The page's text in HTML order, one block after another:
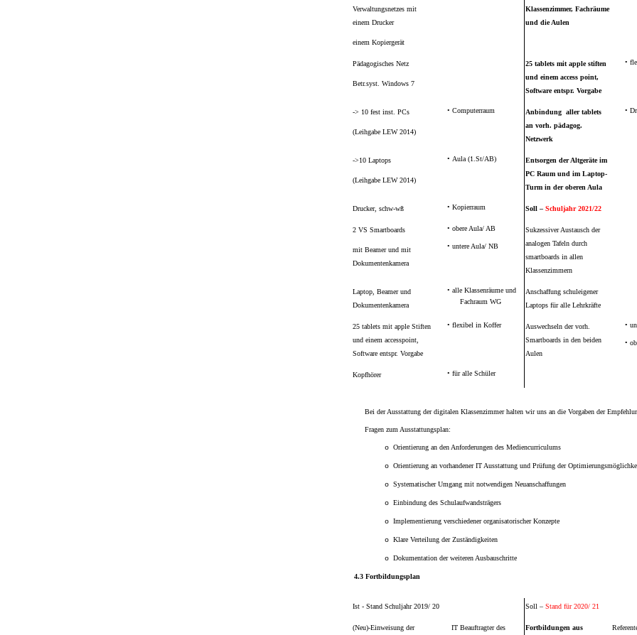
Verwaltungsnetzes mit
einem Drucker
einem Kopiergerät
Klassenzimmer, Fachräume
und die Aulen
Pädagogisches Netz
Betr.syst. Windows 7
25 tablets mit apple stiften
und einem access point,
Software entspr. Vorgabe
•
-> 10 fest inst. PCs
(Leihgabe LEW 2014)
• Computerraum
Anbindung aller tablets
an vorh. pädagog.
Netzwerk
•
->10 Laptops
(Leihgabe LEW 2014)
• Aula (1.St/AB)
Entsorgen der Altgeräte im
PC Raum und im Laptop-
Turm in der oberen Aula
Drucker, schw-wß • Kopierraum Soll – Schuljahr 2021/22
2 VS Smartboards
mit Beamer und mit
Dokumentenkamera
• obere Aula/ AB
• untere Aula/ NB
Sukzessiver Austausch der
analogen Tafeln durch
smartboards in allen
Klassenzimmern
Laptop, Beamer und
Dokumentenkamera
• alle Klassenräume und
Fachraum WG
Anschaffung schuleigener
Laptops für alle Lehrkräfte
25 tabletsmit apple Stiften
und einem accesspoint,
Software entspr. Vorgabe
• flexibel in Koffer
Auswechseln der vorh.
Smartboards in den beiden
Aulen
•
•
Kopfhörer • für alle Schüler
Bei der Ausstattung der digitalen Klassenzimmer halten wir uns an die Vorgaben der
Fragen zum Ausstattungsplan:
o Orientierung an den Anforderungen des Mediencurriculums
o Orientierung an vorhandener IT Ausstattung und Prüfung der
o Systematischer Umgang mit notwendigen Neuanschaffungen
o Einbindung des Schulaufwandsträgers
o Implementierung verschiedener organisatorischer Konzepte
o Klare Verteilung der Zuständigkeiten
o Dokumentation der weiteren Ausbauschritte
4.3 Fortbildungsplan
Ist - Stand Schuljahr 2019/ 20 Soll – Stand für 2020/ 21
(Neu)-Einweisung der IT Beauftragter des Fortbildungen aus